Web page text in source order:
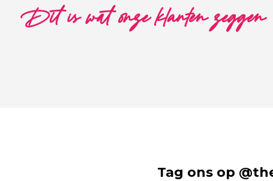
Dit is wat onze klanten zeggen
Tag ons op